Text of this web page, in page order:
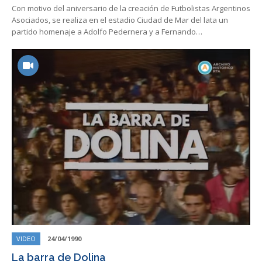
Con motivo del aniversario de la creación de Futbolistas Argentinos
Asociados, se realiza en el estadio Ciudad de Mar del lata un
partido homenaje a Adolfo Pedernera y a Fernando…
VIDEO 24/04/1990
La barra de Dolina